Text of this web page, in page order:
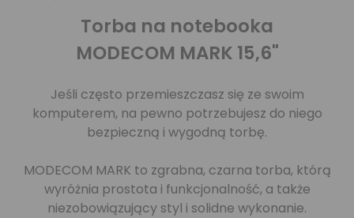
Torba na notebooka
MODECOM MARK 15,6"
Jeśli często przemieszczasz się ze swoim
komputerem, na pewno potrzebujesz do niego
bezpieczną i wygodną torbę.
MODECOM MARK to zgrabna, czarna torba, którą
wyróżnia prostota i funkcjonalność, a także
niezobowiązujący styl i solidne wykonanie.